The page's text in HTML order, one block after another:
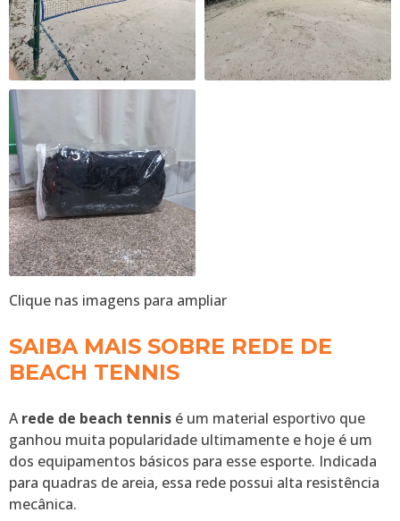
Clique nas imagens para ampliar
SAIBA MAIS SOBRE REDE DE
BEACH TENNIS
Arede de beach tennis é um material esportivo que
ganhou muita popularidade ultimamente e hoje é um
dos equipamentos básicos para esse esporte. Indicada
para quadras de areia, essa rede possui alta resistência
mecânica.